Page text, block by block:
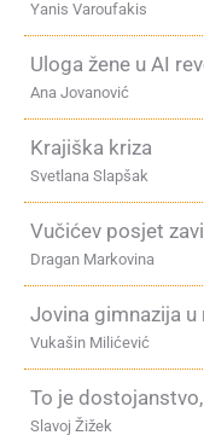
Yanis Varoufakis
Uloga žene u AI
Ana Jovanović
Krajiška kriza
Svetlana Slapšak
Vučićev posjet
Dragan Markovina
Jovina gimnazija
Vukašin Milićević
To je
Slavoj Žižek